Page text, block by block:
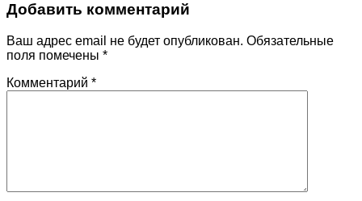
Добавить комментарий
Ваш адрес email не будет опубликован. Обязательные
поля помечены *
Комментарий *